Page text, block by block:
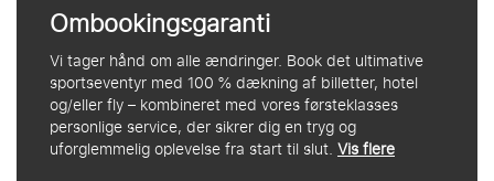
Ombookingsgaranti
Vi tager hånd om alle ændringer. Book det ultimative
sportseventyr med 100 % dækning af billetter, hotel
og/eller fly – kombineret med vores førsteklasses
personlige service, der sikrer dig en tryg og
uforglemmelig oplevelse fra start til slut.Vis flere